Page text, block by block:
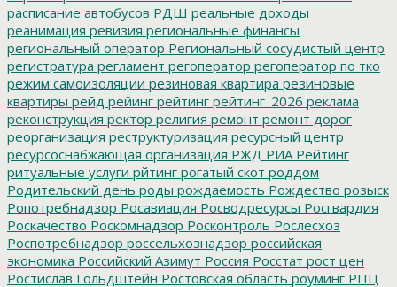
расписание автобусов РДШ реальные доходы
реанимация ревизия региональные финансы
региональный оператор Региональный сосудистый центр
регистратура регламент регоператор регоператор по тко
режим самоизоляции резиновая квартира резиновые
квартиры рейд рейинг рейтинг рейтинг_2026 реклама
реконструкция ректор религия ремонт ремонт дорог
реорганизация реструктуризация ресурсный центр
ресурсоснабжающая организация РЖД РИА Рейтинг
ритуальные услуги рйтинг рогатый скот роддом
Родительский день роды рождаемость Рождество розыск
Ропотребнадзор Росавиация Росводресурсы Росгвардия
Роскачество Роскомнадзор Росконтроль Рослесхоз
Роспотребнадзор россельхознадзор российская
экономика Российский Азимут Россия Росстат рост цен
Ростислав Гольдштейн Ростовская область роуминг РПЦ